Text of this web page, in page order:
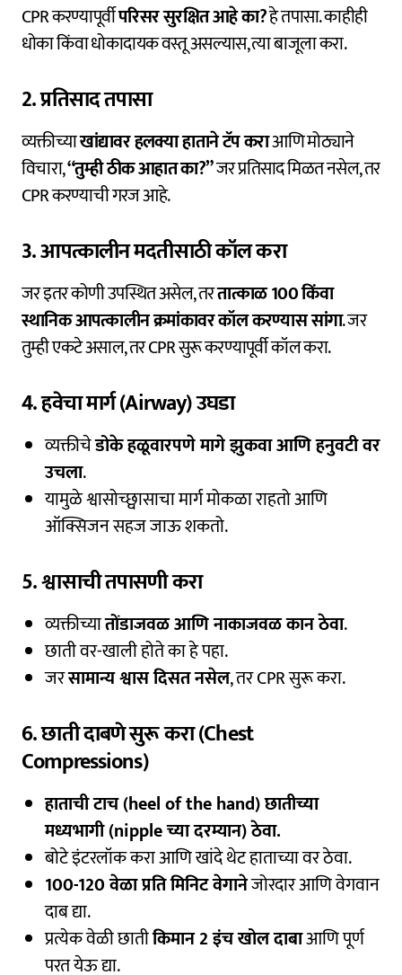
CPR करण्यापूर्वीपरिसर सुरक्षित आहे का?हे तपासा. काहीही
धोका किंवा धोकादायक वस्तू असल्यास, त्या बाजूला करा.
2. प्रतिसाद तपासा
व्यक्तीच्याखांद्यावर हलक्या हाताने टॅप कराआणि मोठ्याने
विचारा,“तुम्ही ठीक आहात का?”जर प्रतिसाद मिळत नसेल, तर
CPR करण्याची गरज आहे.
3. आपत्कालीन मदतीसाठी कॉल करा
जर इतर कोणी उपस्थित असेल, तरतात्काळ 100 किंवा
स्थानिक आपत्कालीन क्रमांकावर कॉल करण्यास सांगा. जर
तुम्ही एकटे असाल, तर CPR सुरू करण्यापूर्वी कॉल करा.
4. हवेचा मार्ग (Airway) उघडा
व्यक्तीचेडोके हळूवारपणे मागे झुकवा आणि हनुवटी वर
उचला.
यामुळे श्वासोच्छ्वासाचा मार्ग मोकळा राहतो आणि
ऑक्सिजन सहज जाऊ शकतो.
5. श्वासाची तपासणी करा
व्यक्तीच्यातोंडाजवळ आणि नाकाजवळ कान ठेवा.
छाती वर-खाली होते का हे पहा.
जरसामान्य श्वास दिसत नसेल, तर CPR सुरू करा.
6. छाती दाबणे सुरू करा (Chest
Compressions)
हाताची टाच (heel of the hand) छातीच्या
मध्यभागी (nipple च्या दरम्यान) ठेवा.
बोटे इंटरलॉक करा आणि खांदे थेट हाताच्या वर ठेवा.
100-120 वेळा प्रति मिनिट वेगानेजोरदार आणि वेगवान
दाब द्या.
प्रत्येक वेळी छातीकिमान 2 इंच खोल दाबाआणि पूर्ण
परत येऊ द्या.